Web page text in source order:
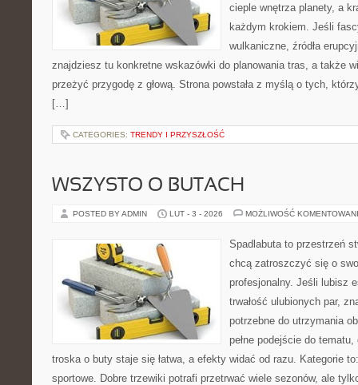
cieple wnętrza planety, a
każdym krokiem. Jeśli
wulkaniczne, źródła
znajdziesz tu konkretne wskazówki do planowania tras, a także
przeżyć przygodę z głową. Strona powstała z myślą o tych,
[…]
CATEGORIES: TRENDY I PRZYSZŁOŚĆ
WSZYSTO O BUTACH
POSTED BY ADMIN LUT - 3 - 2026 MOŻLIWOŚĆ
Spadlabuta to przestrzeń
chcą zatroszczyć się o
profesjonalny. Jeśli lubisz
trwałość ulubionych par,
potrzebne do utrzymania
pełne podejście do
troska o buty staje się łatwa, a efekty widać od razu. Kategorie
sportowe. Dobre trzewiki potrafi przetrwać wiele sezonów, ale